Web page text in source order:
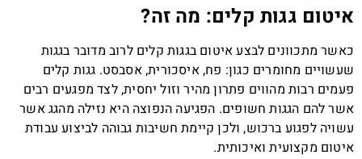
איטום גגות קלים: מה זה?
כאשר מתכוונים לבצע איטום בגגות קלים לרוב מדובר בגגות
שעשויים מחומרים כגון: פח, איסכורית, אסבסט. גגות קלים
פעמים רבות מהווים פתרון מהיר וזול יחסית, לצד מפגעים רבים
אשר להם הגגות חשופים. הפגיעה הנפוצה היא נזילה מהגג אשר
עשויה לפגוע ברכוש, ולכן קיימת חשיבות גבוהה לביצוע עבודת
איטום מקצועית ואיכותית.